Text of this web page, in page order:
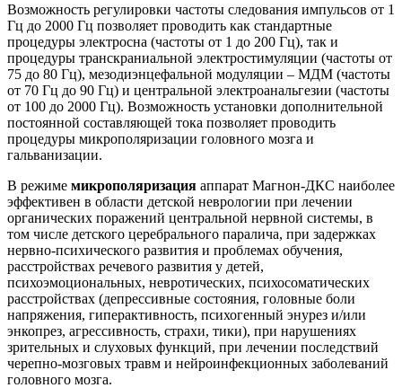
Возможность регулировки частоты следования импульсов от 1
Гц до 2000 Гц позволяет проводить как стандартные
процедуры электросна (частоты от 1 до 200 Гц), так и
процедуры транскраниальной электростимуляции (частоты от
75 до 80 Гц), мезодиэнцефальной модуляции – МДМ (частоты
от 70 Гц до 90 Гц) и центральной электроанальгезии (частоты
от 100 до 2000 Гц). Возможность установки дополнительной
постоянной составляющей тока позволяет проводить
процедуры микрополяризации головного мозга и
гальванизации.
В режиме микрополяризация аппарат Магнон-ДКС наиболее
эффективен в области детской неврологии при лечении
органических поражений центральной нервной системы, в
том числе детского церебрального паралича, при задержках
нервно-психического развития и проблемах обучения,
расстройствах речевого развития у детей,
психоэмоциональных, невротических, психосоматических
расстройствах (депрессивные состояния, головные боли
напряжения, гиперактивность, психогенный энурез и/или
энкопрез, агрессивность, страхи, тики), при нарушениях
зрительных и слуховых функций, при лечении последствий
черепно-мозговых травм и нейроинфекционных заболеваний
головного мозга.